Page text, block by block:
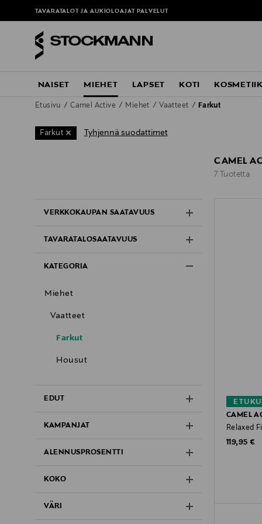
TAVARATALOT JA AUKIOLOAJAT PALVELUT
NAISET MIEHET LAPSET KOTI
Etusivu Camel Active Miehet Vaatteet Farkut
Farkut Tyhjennä suodattimet
VERKKOKAUPAN SAATAVUUS
TAVARATALOSAATAVUUS
KATEGORIA
Miehet
Vaatteet
Farkut
Housut
EDUT
KAMPANJAT
ALENNUSPROSENTTI
KOKO
VÄRI
CAMEL
7 Tuotetta
CAMEL
Relaxed
Original
119,95 €